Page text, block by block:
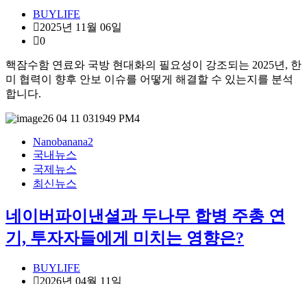
BUYLIFE
2025년 11월 06일
0
핵잠수함 연료와 국방 현대화의 필요성이 강조되는 2025년, 한
미 협력이 향후 안보 이슈를 어떻게 해결할 수 있는지를 분석
합니다.
Nanobanana2
국내뉴스
국제뉴스
최신뉴스
네이버파이낸셜과 두나무 합병 주총 연
기, 투자자들에게 미치는 영향은?
BUYLIFE
2026년 04월 11일